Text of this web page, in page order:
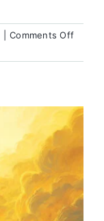
Comments Offon
مجرد